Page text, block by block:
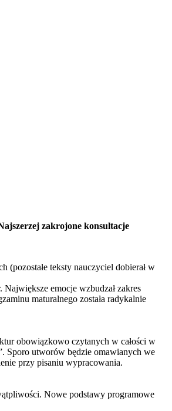
zakrojone konsultacje
(pozostałe teksty nauczyciel dobierał w
emocje wzbudzał zakres
maturalnego została radykalnie
obowiązkowo czytanych w całości w
Sporo utworów będzie omawianych we
przy pisaniu wypracowania.
Nowe podstawy programowe